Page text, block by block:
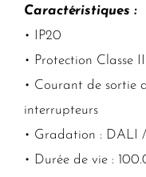
Caractéristiques :
• IP20
• Protection Classe II
• Courant de sortie
interrupteurs
• Gradation : DALI
• Durée de vie :